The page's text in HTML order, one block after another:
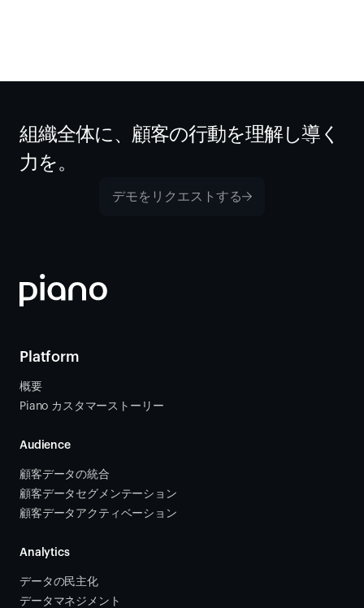
組織全体に、顧客の行動を理解し導く
力を。
デモをリクエストする
Platform
概要
Piano カスタマーストーリー
Audience
顧客データの統合
顧客データセグメンテーション
顧客データアクティベーション
Analytics
データの民主化
データマネジメント